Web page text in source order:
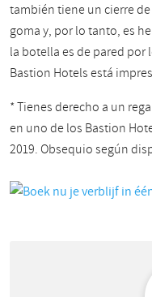
también tiene un cierre
goma y, por lo tanto, es
la botella es de pared por
Bastion Hotels está
* Tienes derecho a un
en uno de los Bastion
2019. Obsequio según